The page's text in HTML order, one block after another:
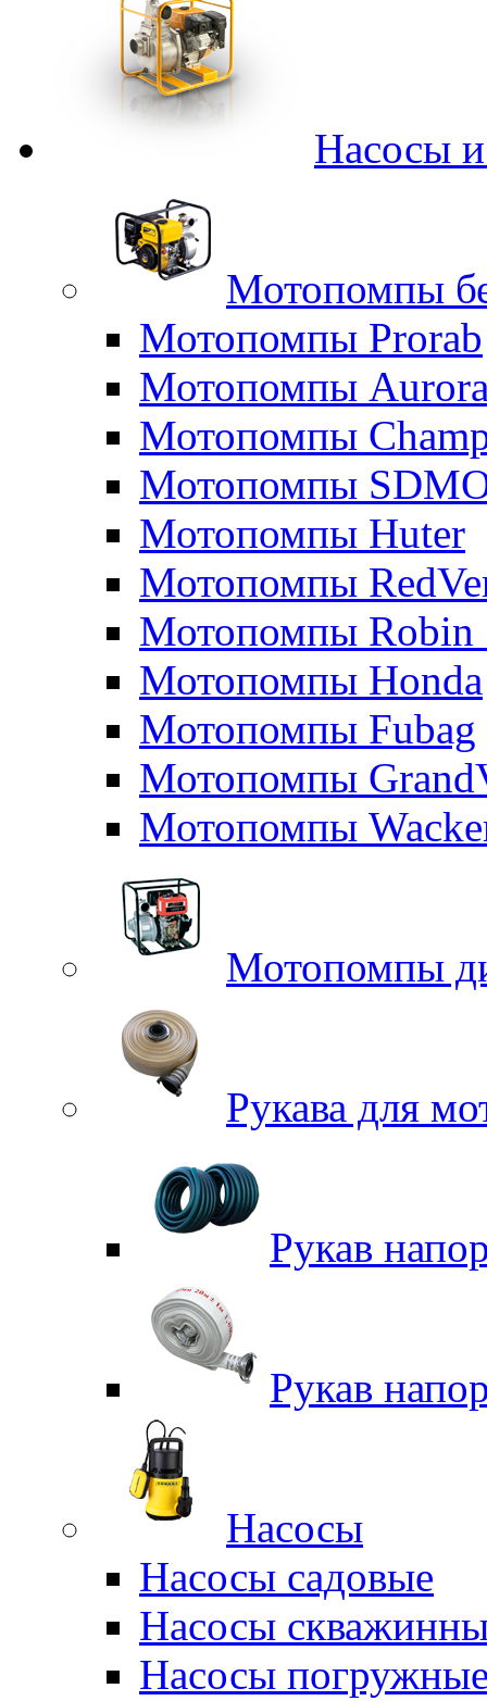
Насосы
Мотопомпы
Мотопомпы Prorab
Мотопомпы
Мотопомпы
Мотопомпы
Мотопомпы Huter
Мотопомпы
Мотопомпы Robin
Мотопомпы Honda
Мотопомпы Fubag
Мотопомпы
Мотопомпы
Мотопомпы
Рукава для
Рукав
Рукав
Насосы
Насосы садовые
Насосы
Насосы